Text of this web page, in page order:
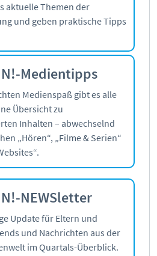
aktuelle Themen der
und geben praktische Tipps
Medientipps
Medienspaß gibt es alle
Übersicht zu
Inhalten – abwechselnd
„Hören“, „Filme & Serien“
NEWSletter
Update für Eltern und
und Nachrichten aus der
im Quartals-Überblick.